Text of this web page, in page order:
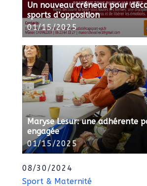
Un nouveau créneau pour
sports d’opposition
01/15/2025
Maryse Lesur: une adhérente
engagée
01/15/2025
08/30/2024
Sport & Maternité